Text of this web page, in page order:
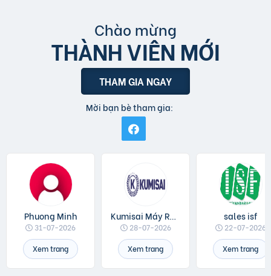
Chào mừng
THÀNH VIÊN MỚI
THAM GIA NGAY
Mời bạn bè tham gia:
Phuong Minh
31-07-2026
Xem trang
Kumisai Máy Rửa Xe
28-07-2026
Xem trang
sales isf
22-07-2026
Xem trang